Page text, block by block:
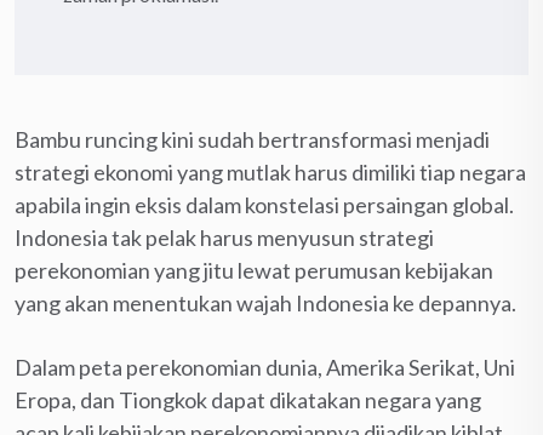
Bambu runcing kini sudah bertransformasi menjadi
strategi ekonomi yang mutlak harus dimiliki tiap negara
apabila ingin eksis dalam konstelasi persaingan global.
Indonesia tak pelak harus menyusun strategi
perekonomian yang jitu lewat perumusan kebijakan
yang akan menentukan wajah Indonesia ke depannya.
Dalam peta perekonomian dunia, Amerika Serikat, Uni
Eropa, dan Tiongkok dapat dikatakan negara yang